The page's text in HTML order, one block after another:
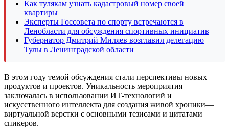
Как тулякам узнать кадастровый номер своей
квартиры
Эксперты Госсовета по спорту встречаются в
Ленобласти для обсуждения спортивных инициатив
Губернатор Дмитрий Миляев возглавил делегацию
Тулы в Ленинградской области
В этом году темой обсуждения стали перспективы новых
продуктов и проектов. Уникальность мероприятия
заключалась в использовании ИТ-технологий и
искусственного интеллекта для создания живой хроники—
виртуальной верстки с основными тезисами и цитатами
спикеров.